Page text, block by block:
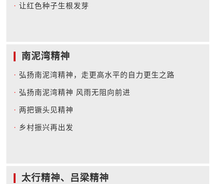
· 让红色种子生根发芽
南泥湾精神
· 弘扬南泥湾精神，走更高水平的自力更生之路
· 弘扬南泥湾精神 风雨无阻向前进
· 两把镢头见精神
· 乡村振兴再出发
太行精神、吕梁精神